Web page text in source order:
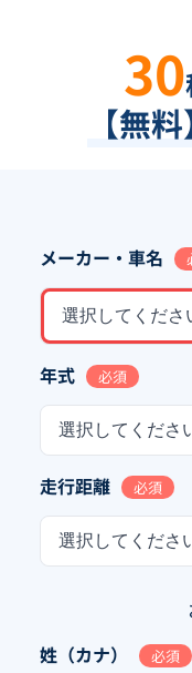
30
【無
メーカー・車名
選択してくださ
年式 必須
選択してくださ
走行距離 必須
選択してくださ
姓（カナ） 必須